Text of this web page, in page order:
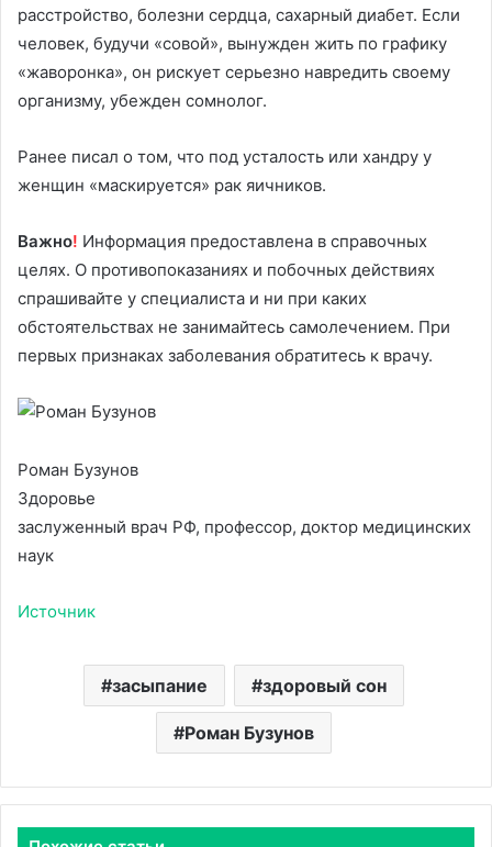
расстройство, болезни сердца, сахарный диабет. Если
человек, будучи «совой», вынужден жить по графику
«жаворонка», он рискует серьезно навредить своему
организму, убежден сомнолог.
Ранее писал о том, что под усталость или хандру у
женщин «маскируется» рак яичников.
Важно! Информация предоставлена в справочных
целях. О противопоказаниях и побочных действиях
спрашивайте у специалиста и ни при каких
обстоятельствах не занимайтесь самолечением. При
первых признаках заболевания обратитесь к врачу.
Роман Бузунов
Здоровье
заслуженный врач РФ, профессор, доктор медицинских
наук
Источник
засыпание здоровый сон
Роман Бузунов